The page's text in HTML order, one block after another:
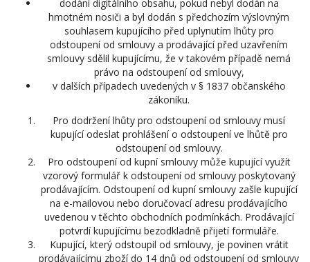
dodání digitálního obsahu, pokud nebyl dodán na
hmotném nosiči a byl dodán s předchozím výslovným
souhlasem kupujícího před uplynutím lhůty pro
odstoupení od smlouvy a prodávající před uzavřením
smlouvy sdělil kupujícímu, že v takovém případě nemá
právo na odstoupení od smlouvy,
v dalších případech uvedených v § 1837 občanského
zákoníku.
Pro dodržení lhůty pro odstoupení od smlouvy musí
kupující odeslat prohlášení o odstoupení ve lhůtě pro
odstoupení od smlouvy.
Pro odstoupení od kupní smlouvy může kupující využít
vzorový formulář k odstoupení od smlouvy poskytovaný
prodávajícím. Odstoupení od kupní smlouvy zašle kupující
na e-mailovou nebo doručovací adresu prodávajícího
uvedenou v těchto obchodních podmínkách. Prodávající
potvrdí kupujícímu bezodkladně přijetí formuláře.
Kupující, který odstoupil od smlouvy, je povinen vrátit
prodávajícímu zboží do 14 dnů od odstoupení od smlouvy